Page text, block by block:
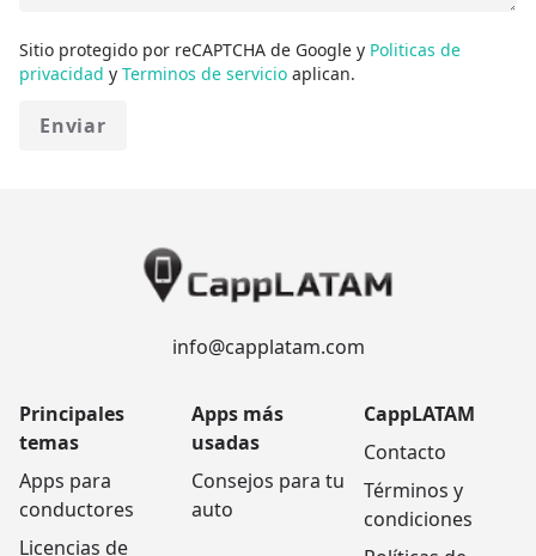
Sitio protegido por reCAPTCHA de Google y Politicas de
privacidad y Terminos de servicio aplican.
Enviar
info@capplatam.com
Principales
temas
Apps para
conductores
Licencias de
Apps más
usadas
Consejos para tu
auto
CappLATAM
Contacto
Términos y
condiciones